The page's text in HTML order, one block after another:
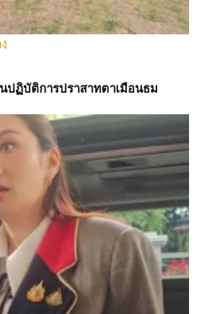
ปฏิบัติการปราสาทตาเมือนธม